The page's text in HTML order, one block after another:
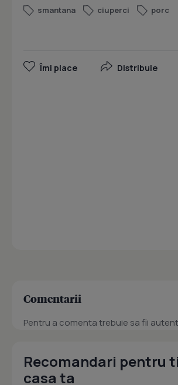
smantana
ciuperci porc
Îmi place Distribuie
Comentarii
Pentru a comenta trebuie sa fii
Recomandari pentru
casa ta